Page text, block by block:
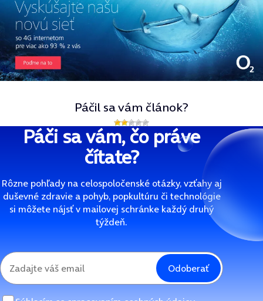
Páčil sa vám článok?
Páči sa vám, čo práve
čítate?
Rôzne pohľady na celospoločenské otázky, vzťahy aj
duševné zdravie a pohyb, popkultúru či technológie
si môžete nájsť v mailovej schránke každý druhý
týždeň.
Odoberať